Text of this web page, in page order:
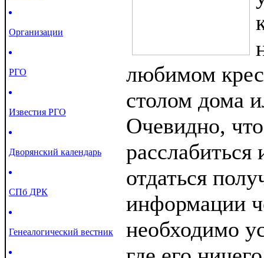
Организации
РГО
Известия РГО
Дворянский календарь
СПб ДРК
Генеалогический вестник
любимом
столом дома
Очевидно,
отдаться
информации
необходимо